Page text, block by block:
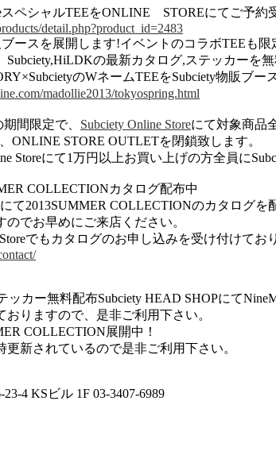
ペシャルTEEをONLINE STOREにてご予約
detail.php?product_id=2483
ースを展開します!イベントのコラボTEEも限
Subciety,HiLDKの最新カタログ,ステッカーを無
のWネームTEEをSubciety物販ブー
madollie2013/tokyospring.html
間限定で、 Subciety Online Storeにて対象商品
ONLINE STORE OUTLETを閉鎖致します。
Storeにて1万円以上お買い上げの方全員に
COLLECTIONカタログ配布中
て2013SUMMER COLLECTIONのカタログを
でお早めにご来店ください。
でもカタログのお申し込みを受け付けてお
ッカー無料配布Subciety HEAD SHOPにて
おりますので、是非ご利用下さい。
COLLECTION展開中！
新されているので是非ご利用下さい。
4 KSビル 1F 03-3407-6989